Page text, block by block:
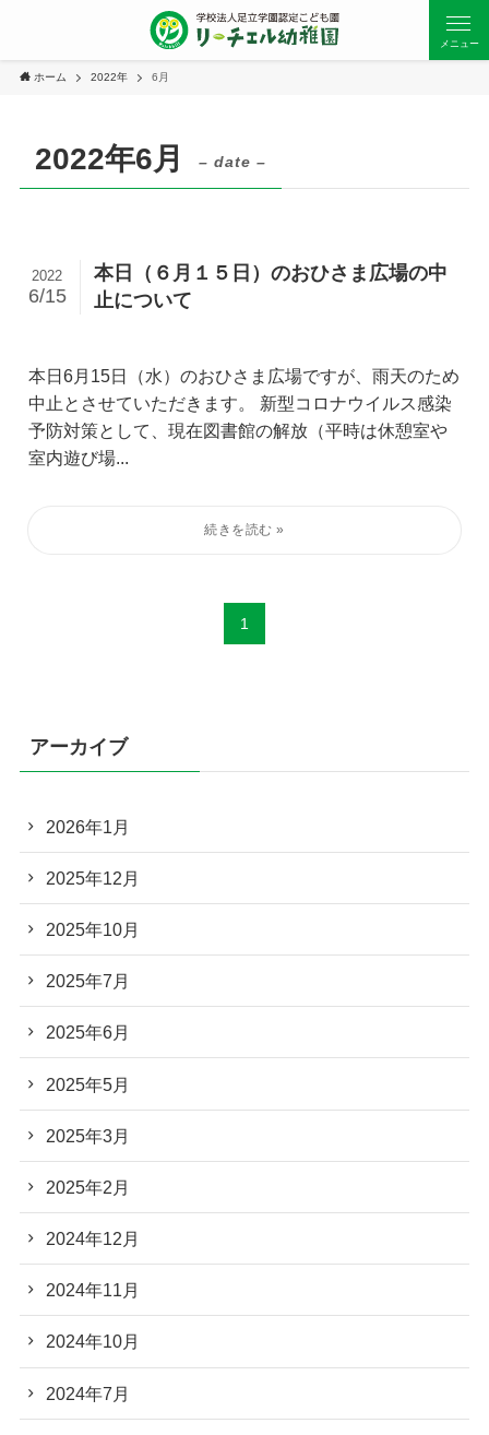
メニュー
ホーム 2022年 6月
2022年6月 – date –
本日（６月１５日）のおひさま広場の中
止について
2022
6/15
本日6月15日（水）のおひさま広場ですが、雨天のため
中止とさせていただきます。 新型コロナウイルス感染
予防対策として、現在図書館の解放（平時は休憩室や
室内遊び場...
1
アーカイブ
2026年1月
2025年12月
2025年10月
2025年7月
2025年6月
2025年5月
2025年3月
2025年2月
2024年12月
2024年11月
2024年10月
2024年7月